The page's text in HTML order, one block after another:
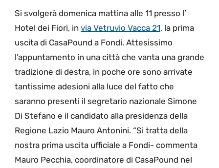
Si svolgerà domenica mattina alle 11 presso l’
Hotel dei Fiori, in via Vetruvio Vacca 21, la prima
uscita di CasaPound a Fondi. Attesissimo
l’appuntamento in una città che vanta una grande
tradizione di destra, in poche ore sono arrivate
tantissime adesioni alla luce del fatto che
saranno presenti il segretario nazionale Simone
Di Stefano e il candidato alla presidenza della
Regione Lazio Mauro Antonini. “Si tratta della
nostra prima uscita ufficiale a Fondi- commenta
Mauro Pecchia, coordinatore di CasaPound nel